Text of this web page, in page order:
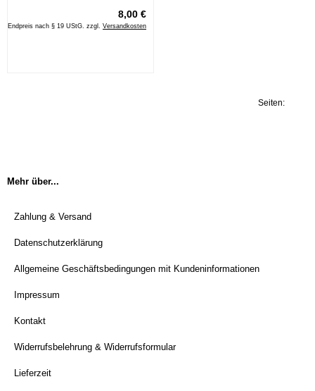
8,00 €
Endpreis nach § 19 UStG. zzgl. Versandkosten
Seiten:
Mehr über...
Zahlung & Versand
Datenschutzerklärung
Allgemeine Geschäftsbedingungen mit Kundeninformationen
Impressum
Kontakt
Widerrufsbelehrung & Widerrufsformular
Lieferzeit